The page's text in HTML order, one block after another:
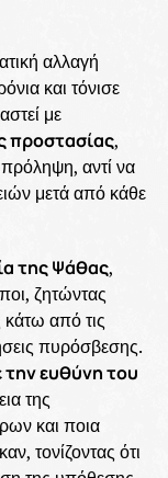
αλλαγή
και τόνισε
με
προστασίας,
αντί να
μετά από κάθε
της Ψάθας,
ζητώντας
κάτω από τις
πυρόσβεσης.
την ευθύνη του
της
και ποια
τονίζοντας ότι